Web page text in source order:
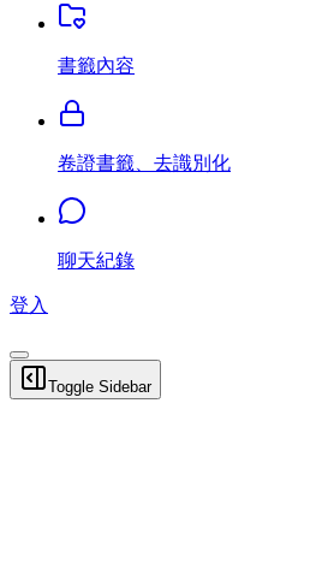
書籤內容
卷證書籤、去識別化
聊天紀錄
登入
Toggle Sidebar